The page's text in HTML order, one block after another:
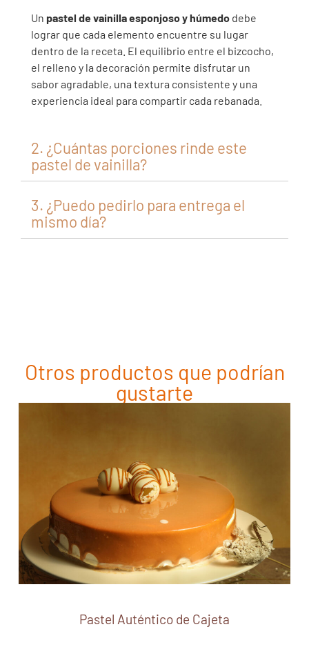
Un pastel de vainilla esponjoso y húmedo debe
lograr que cada elemento encuentre su lugar
dentro de la receta. El equilibrio entre el bizcocho,
el relleno y la decoración permite disfrutar un
sabor agradable, una textura consistente y una
experiencia ideal para compartir cada rebanada.
2. ¿Cuántas porciones rinde este
pastel de vainilla?
3. ¿Puedo pedirlo para entrega el
mismo día?
Otros productos que podrían
gustarte
Pastel Auténtico de Cajeta